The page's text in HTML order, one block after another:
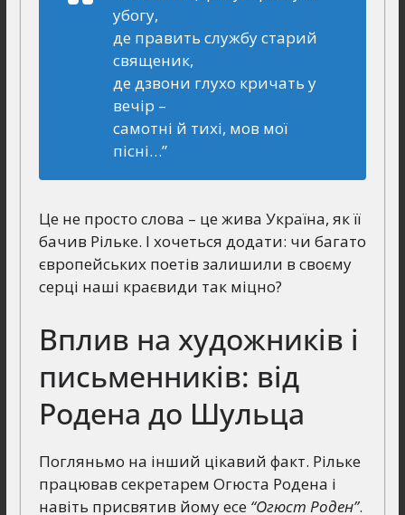
убогу,
де править службу старий
священик,
де дзвони глухо кричать у
вечір –
самотні й тихі, мов мої
пісні…”
Це не просто слова – це жива Україна, як її
бачив Рільке. І хочеться додати: чи багато
європейських поетів залишили в своєму
серці наші краєвиди так міцно?
Вплив на художників і
письменників: від
Родена до Шульца
Погляньмо на інший цікавий факт. Рільке
працював секретарем Огюста Родена і
навіть присвятив йому есе “Огюст Роден”.